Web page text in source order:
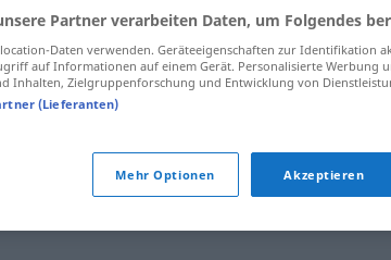
pochard
pochard POP
Partner verarbeiten Daten, um Folgendes
Daten verwenden. Geräteeigenschaften zur Identifikation
auf Informationen auf einem Gerät. Personalisierte Werbung
Inhalten, Zielgruppenforschung und Entwicklung von
(Lieferanten)
Mehr Optionen Akzeptieren